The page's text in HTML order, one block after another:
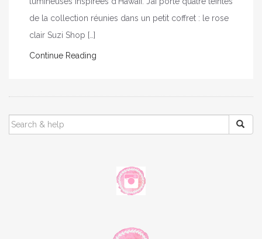
de la collection réunies dans un petit coffret : le rose
clair Suzi Shop […]
Continue Reading
SEARCH
FOR: